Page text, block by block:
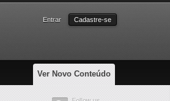
Entrar Cadastre-se
Ver Novo Conteúdo